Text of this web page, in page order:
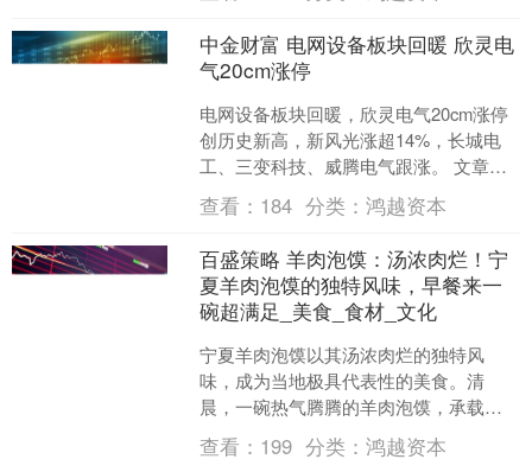
中金财富 电网设备板块回暖 欣灵电
气20cm涨停
电网设备板块回暖，欣灵电气20cm涨停
创历史新高，新风光涨超14%，长城电
工、三变科技、威腾电气跟涨。 文章来
源：东方财富Choice数据 责任编辑：70
郑重....
查看： 184 分类：鸿越资本
百盛策略 羊肉泡馍：汤浓肉烂！宁
夏羊肉泡馍的独特风味，早餐来一
碗超满足_美食_食材_文化
宁夏羊肉泡馍以其汤浓肉烂的独特风
味，成为当地极具代表性的美食。清
晨，一碗热气腾腾的羊肉泡馍，承载着
宁夏人的烟火日常与饮食智慧。本文将
从食材选取、烹饪工艺、历史文....
查看： 199 分类：鸿越资本